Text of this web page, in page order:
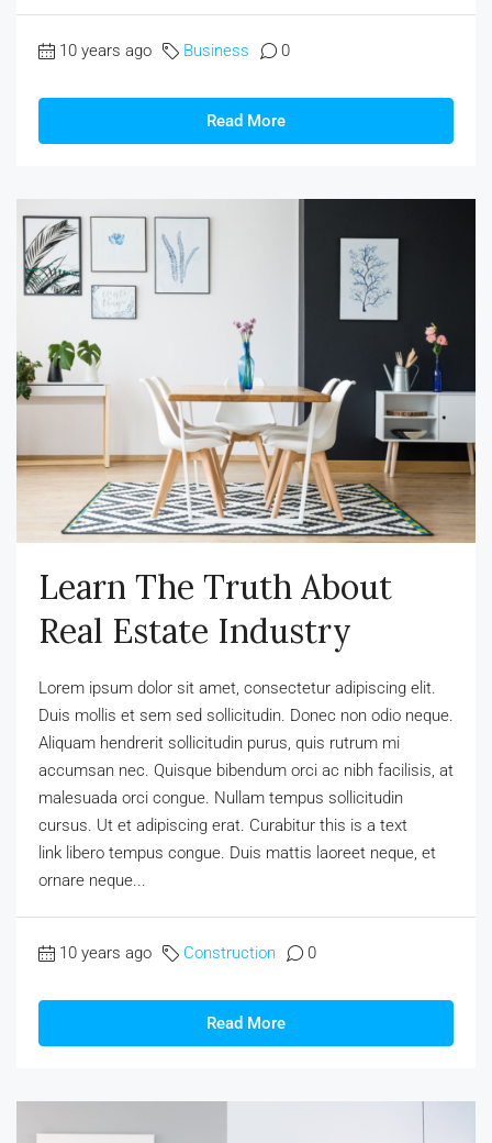
10 years ago Business 0
Read More
Learn The Truth About
Real Estate Industry
Lorem ipsum dolor sit amet, consectetur adipiscing elit.
Duis mollis et sem sed sollicitudin. Donec non odio neque.
Aliquam hendrerit sollicitudin purus, quis rutrum mi
accumsan nec. Quisque bibendum orci ac nibh facilisis, at
malesuada orci congue. Nullam tempus sollicitudin
cursus. Ut et adipiscing erat. Curabitur this is a text
link libero tempus congue. Duis mattis laoreet neque, et
ornare neque...
10 years ago Construction 0
Read More